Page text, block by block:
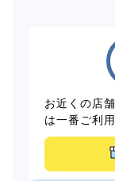
お近くの店
は一番ご利